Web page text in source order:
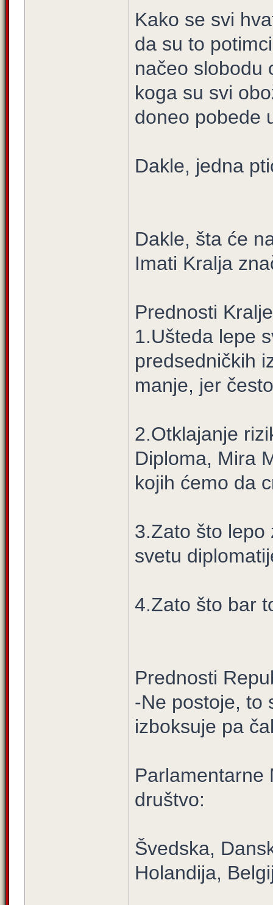
Kako se svi
da su to
načeo slobodu
koga su svi
doneo pobede
Dakle, jedna
Dakle, šta će
Imati Kralja
Prednosti
1.Ušteda lepe
predsedničkih
manje, jer
2.Otklajanje
Diploma, Mira
kojih ćemo da
3.Zato što lepo
svetu
4.Zato što bar
Prednosti
-Ne postoje, to
izboksuje pa
Parlamentarne
društvo:
Švedska,
Holandija,